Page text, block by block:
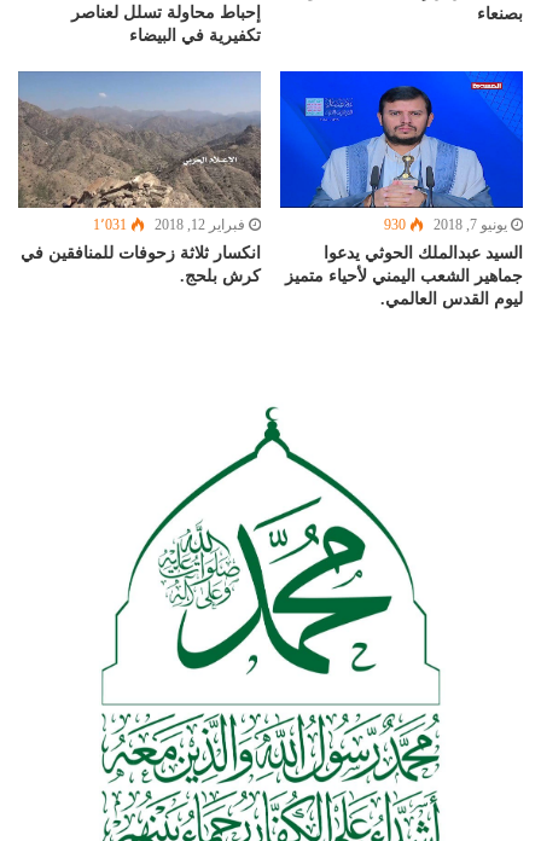
بصنعاء
إحباط محاولة تسلل لعناصر
تكفيرية في البيضاء
يونيو 7, 2018 930
السيد عبدالملك الحوثي يدعوا
جماهير الشعب اليمني لأحياء متميز
ليوم القدس العالمي.
فبراير 12, 2018 1٬031
انكسار ثلاثة زحوفات للمنافقين في
كرش بلحج.